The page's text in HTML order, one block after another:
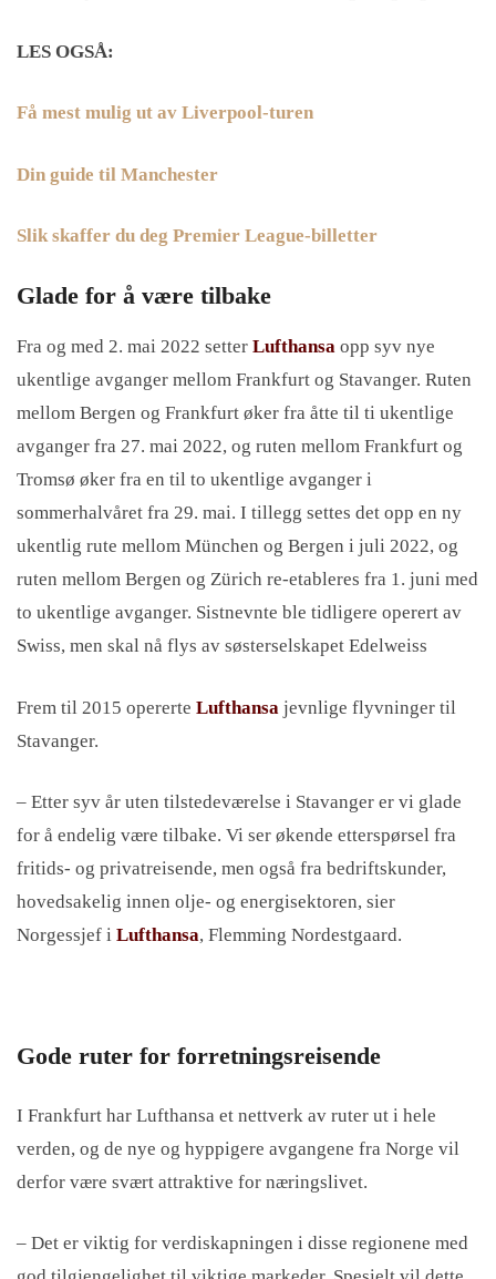
LES OGSÅ:
Få mest mulig ut av Liverpool-turen
Din guide til Manchester
Slik skaffer du deg Premier League-billetter
Glade for å være tilbake
Fra og med 2. mai 2022 setter Lufthansa opp syv nye
ukentlige avganger mellom Frankfurt og Stavanger. Ruten
mellom Bergen og Frankfurt øker fra åtte til ti ukentlige
avganger fra 27. mai 2022, og ruten mellom Frankfurt og
Tromsø øker fra en til to ukentlige avganger i
sommerhalvåret fra 29. mai. I tillegg settes det opp en ny
ukentlig rute mellom München og Bergen i juli 2022, og
ruten mellom Bergen og Zürich re-etableres fra 1. juni med
to ukentlige avganger. Sistnevnte ble tidligere operert av
Swiss, men skal nå flys av søsterselskapet Edelweiss
Frem til 2015 opererte Lufthansa jevnlige flyvninger til
Stavanger.
– Etter syv år uten tilstedeværelse i Stavanger er vi glade
for å endelig være tilbake. Vi ser økende etterspørsel fra
fritids- og privatreisende, men også fra bedriftskunder,
hovedsakelig innen olje- og energisektoren, sier
Norgessjef i Lufthansa, Flemming Nordestgaard.
Gode ruter for forretningsreisende
I Frankfurt har Lufthansa et nettverk av ruter ut i hele
verden, og de nye og hyppigere avgangene fra Norge vil
derfor være svært attraktive for næringslivet.
– Det er viktig for verdiskapningen i disse regionene med